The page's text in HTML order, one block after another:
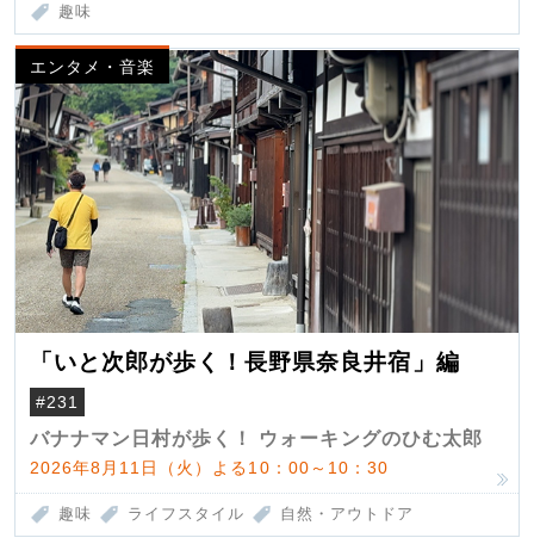
趣味
エンタメ・音楽
「いと次郎が歩く！長野県奈良井宿」編
#231
バナナマン日村が歩く！ ウォーキングのひむ太郎
2026年8月11日（火）よる10：00～10：30
趣味 ライフスタイル 自然・アウトドア